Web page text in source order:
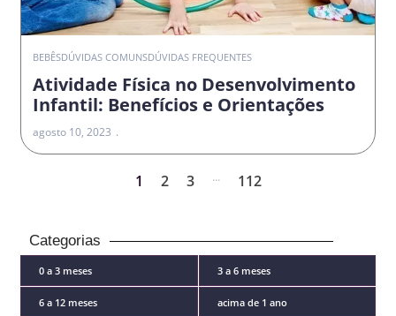
BEBÊSDÚVIDAS COMUNSDÚVIDAS FREQUENTES
Atividade Física no Desenvolvimento
Infantil: Benefícios e Orientações
agosto 10, 2023
1 2 3 ... 112
Categorias
0 a 3 meses 3 a 6 meses
6 a 12 meses acima de 1 ano